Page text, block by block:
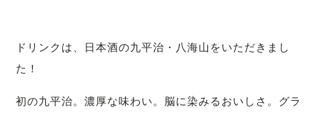
ドリンクは、日本酒の九平治・八海山をいただきまし
た！
初の九平治。濃厚な味わい。脳に染みるおいしさ。グラ